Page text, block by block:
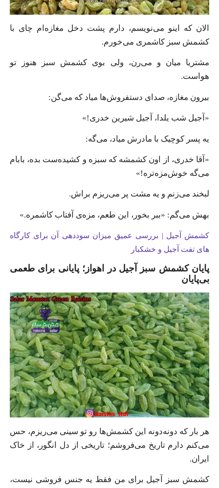
الان که اینو می‌نویسم، دارم پشت دخل مغازه‌ام چای با
کشمش سبز کاشمری می‌خورم.
مشتریا میان و می‌رن، ولی بوی کشمش سبز هنوز تو
هواست.
بیرون مغازه، صدای دستفروش‌ها میاد که می‌گن:
«آجیل شب یلدا، آجیل شیرین خدری!»
یه پسر کوچیک با مادرش میاد، می‌گه:
«آقا خدری، از اون کشمشه که سبزه و کشیده‌ست بده، بابام
می‌گه خوش‌مزه‌تره!»
لبخند می‌زنم و یه مشت پر می‌ریزم براش.
بهش می‌گم: «ببر بخور، این طعم، مزه‌ی آفتاب کاشمره.»
کشمش آجیل | بررسی عمیق میزان سوددهی آن برای کارگاه
های تفت آجیل و خشکبار
پایان کشمش سبز آجیل در اهواز؛ پایانی برای طعمی
بی‌پایان
هر بار که دونه‌دونه این کشمش‌ها رو تو سینی می‌ریزم، حس
می‌کنم دارم تاریخ می‌فروشم؛ تاریخی از دل انگور، از خاک
ایران.
کشمش سبز آجیل برای من فقط یه جنس فروشی نیست،